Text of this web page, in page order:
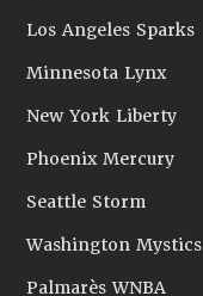
Los Angeles Sparks
Minnesota Lynx
New York Liberty
Phoenix Mercury
Seattle Storm
Washington Mystics
Palmarès WNBA